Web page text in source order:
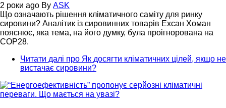
2 роки ago By ASK
Що означають рішення кліматичного саміту для ринку
сировини? Аналітик із сировинних товарів Ехсан Хоман
пояснює, яка тема, на його думку, була проігнорована на
COP28.
Читати далі про Як досягти кліматичних цілей, якщо не
вистачає сировини?